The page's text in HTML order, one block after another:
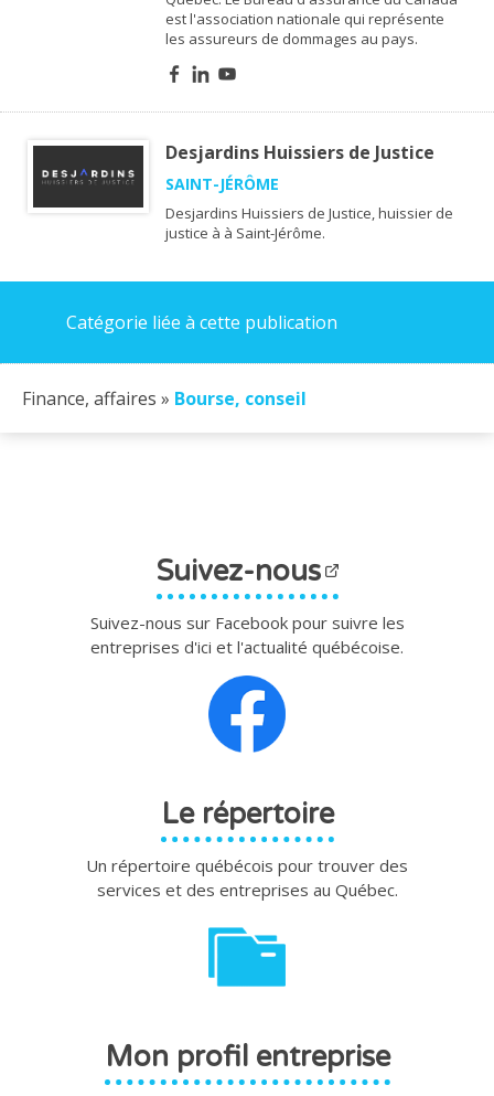
est l'association nationale qui représente
les assureurs de dommages au pays.
Desjardins Huissiers de Justice
SAINT-JÉRÔME
Desjardins Huissiers de Justice, huissier de
justice à à Saint-Jérôme.
Catégorie liée à cette publication
Finance, affaires » Bourse, conseil
Suivez-nous
Suivez-nous sur Facebook pour suivre les
entreprises d'ici et l'actualité québécoise.
Le répertoire
Un répertoire québécois pour trouver des
services et des entreprises au Québec.
Mon profil entreprise